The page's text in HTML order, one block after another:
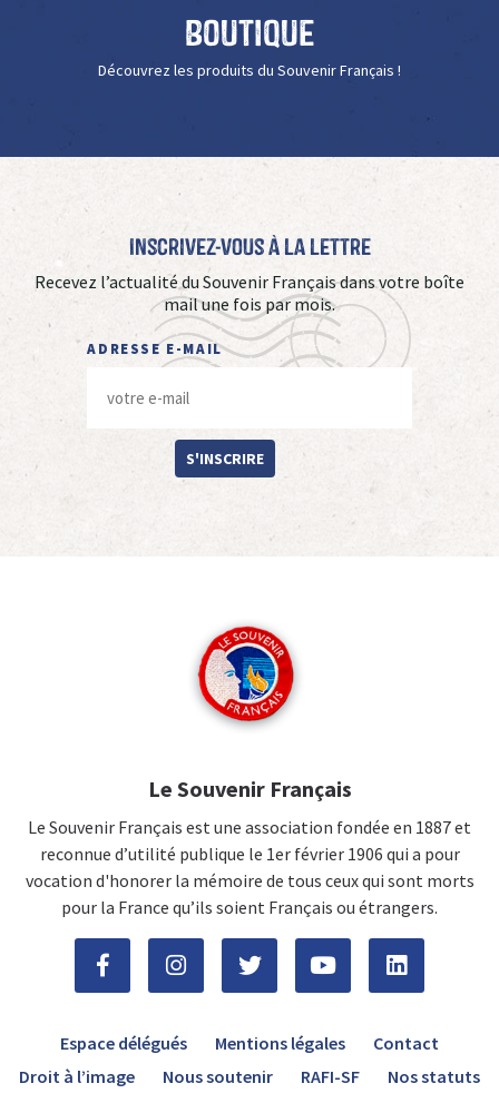
Boutique
Découvrez les produits du Souvenir Français !
Inscrivez-vous à La Lettre
Recevez l’actualité du Souvenir Français dans votre boîte
mail une fois par mois.
ADRESSE E-MAIL
S'INSCRIRE
Le Souvenir Français
Le Souvenir Français est une association fondée en 1887 et
reconnue d’utilité publique le 1er février 1906 qui a pour
vocation d'honorer la mémoire de tous ceux qui sont morts
pour la France qu’ils soient Français ou étrangers.
Espace délégués Mentions légales
Contact
Droit à l’image
Nous soutenir RAFI-SF Nos statuts